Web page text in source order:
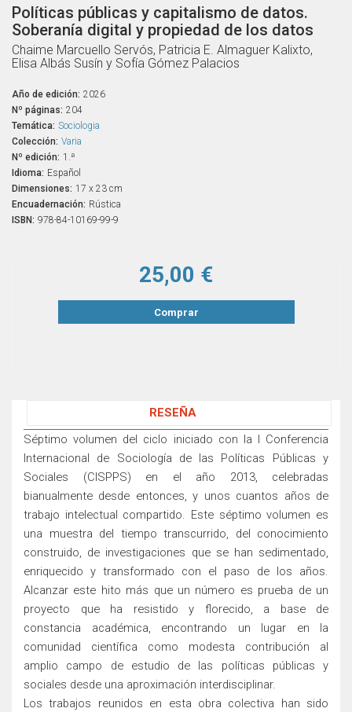
Políticas públicas y capitalismo de datos.
Soberanía digital y propiedad de los datos
Chaime Marcuello Servós, Patricia E. Almaguer Kalixto,
Elisa Albás Susín y Sofía Gómez Palacios
Año de edición: 2026
Nº páginas: 204
Temática: Sociologia
Colección: Varia
Nº edición: 1.ª
Idioma: Español
Dimensiones: 17 x 23 cm
Encuadernación: Rústica
ISBN: 978-84-10169-99-9
25,00 €
Comprar
RESEÑA
Séptimo volumen del ciclo iniciado con la I Conferencia
Internacional de Sociología de las Políticas Públicas y
Sociales (CISPPS) en el año 2013, celebradas
bianualmente desde entonces, y unos cuantos años de
trabajo intelectual compartido. Este séptimo volumen es
una muestra del tiempo transcurrido, del conocimiento
construido, de investigaciones que se han sedimentado,
enriquecido y transformado con el paso de los años.
Alcanzar este hito más que un número es prueba de un
proyecto que ha resistido y florecido, a base de
constancia académica, encontrando un lugar en la
comunidad científica como modesta contribución al
amplio campo de estudio de las políticas públicas y
sociales desde una aproximación interdisciplinar.
Los trabajos reunidos en esta obra colectiva han sido